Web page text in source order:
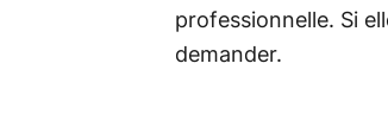
professionnelle. Si
demander.